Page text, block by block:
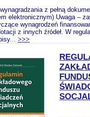
z pełną
elektronicznym) Uwaga –
wynagrodzeń
z innych źródeł. W
>>>